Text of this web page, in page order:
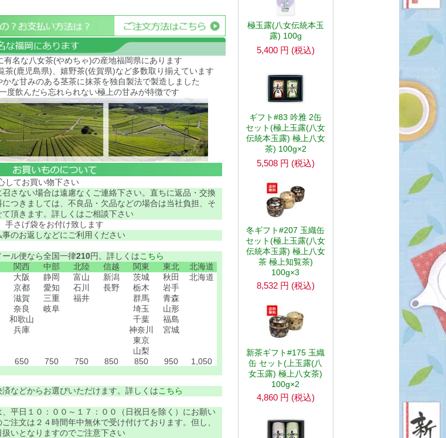
有名な八女茶(やめちゃ)の産地福岡県にあります
茶(鹿児島県)、嬉野茶(佐賀県)など多数取り揃えています
かな甘みのある茎茶に抹茶を独自製法で製造しました
度飲んだら忘れられない極上の甘みが特徴です
してお買い物下さい
さない場合は遠慮なくご連絡下さい。直ちに返品・交換
つきましては、不良品・欠品などの場合は当社負担、そ
頂きます。詳しくはご相談下さい
手さげ袋をお付け致します
のお返しなどにご利用ください
ル便なら全国一律210円。詳しくはこちら
関西 中部 北陸 信越 関東 東北
北海道
大阪
京都
滋賀
奈良
和歌山
兵庫
静岡
愛知
三重
岐阜
富山
石川
福井
新潟
長野
茨城
栃木
群馬
埼玉
千葉
神奈川
東京
山梨
秋田
岩手
青森
山形
福島
宮城
北海道
650 750 750 850 850 950
1,050
などからお選びいただけます。詳しくはこちら
平日１０：００～１７：００（日祝日を除く）にお願い
注文は２４時間年中無休で受け付けております。但し、
いとなりますのでご注意下さい
極玉露(八女伝統本玉
露) 100g
5,400 円 (税込)
ギフト#83 吟雅 2缶
セット(極上玉露(八女
伝統本玉露) 極上八女
茶) 100g×2
5,508 円 (税込)
冬ギフト#207 玉織缶
セット(極上玉露(八女
伝統本玉露) 極上八女
茶 極上知覧茶)
100g×3
8,532 円 (税込)
新茶ギフト#175 玉織
缶 セット(上玉露(八
女玉露) 極上八女茶)
100g×2
4,860 円 (税込)